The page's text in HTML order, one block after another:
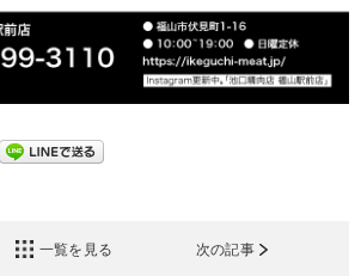
一覧を見る 次の記事